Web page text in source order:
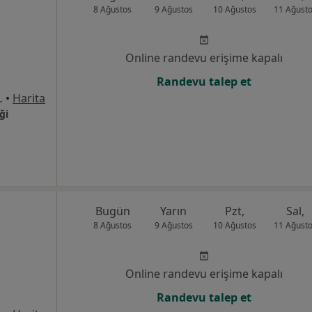
İzmit • Harita
8 Ağustos 9 Ağustos 10 Ağustos 11
Online randevu erişime kapalı
Randevu talep et
Bugün
8 Ağustos
Yarın
9 Ağustos
Pzt,
10 Ağustos
Sal,
11
Online randevu erişime kapalı
Randevu talep et